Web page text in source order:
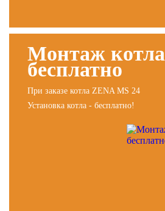
Монтаж котла
бесплатно
При заказе котла ZENA MS 24
Установка котла - бесплатно!